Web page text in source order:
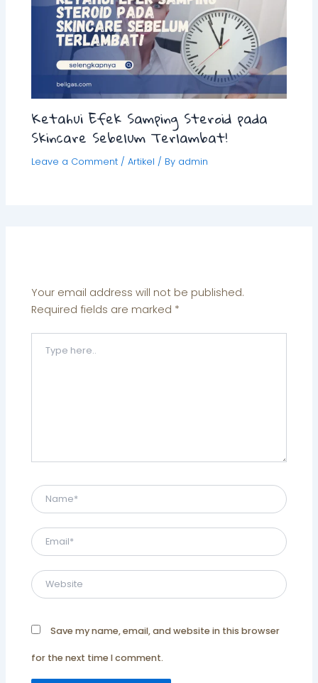
Ketahui Efek Samping Steroid pada
Skincare Sebelum Terlambat!
Leave a Comment /Artikel / By admin
Your email address will not be published.
Required fields are marked *
Type
Name*
Email*
Website
Save my name, email, and website in this browser
for the next time I comment.